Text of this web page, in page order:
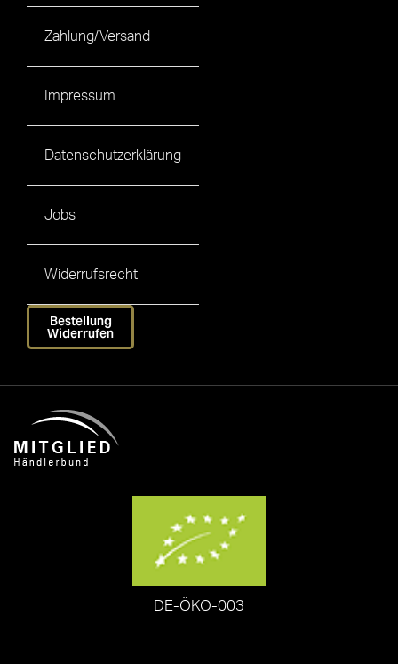
Zahlung/Versand
Impressum
Datenschutzerklärung
Jobs
Widerrufsrecht
Bestellung
Widerrufen
DE-ÖKO-003